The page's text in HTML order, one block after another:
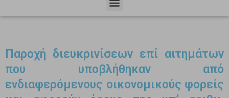
Παροχή διευκρινίσεων επί αιτημάτων
που υποβλήθηκαν από
ενδιαφερόμενους οικονομικούς φορείς